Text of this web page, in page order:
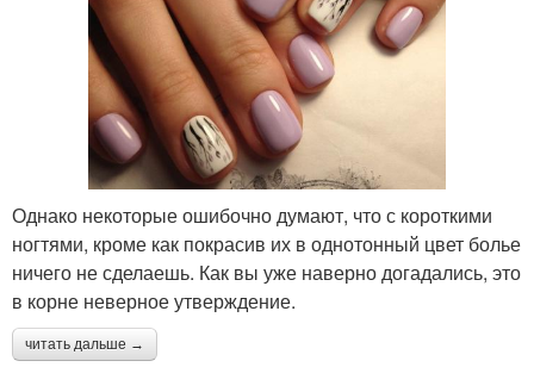
Однако некоторые ошибочно думают, что с короткими
ногтями, кроме как покрасив их в однотонный цвет болье
ничего не сделаешь. Как вы уже наверно догадались, это
в корне неверное утверждение.
читать дальше →